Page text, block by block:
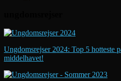
Ungdomsrejser 2024: Top 5 hotteste
middelhavet!